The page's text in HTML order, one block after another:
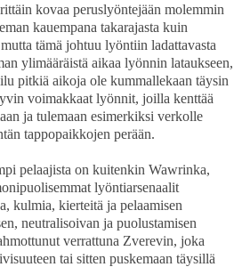
kovaa peruslyöntejään molemmin
kauempana takarajasta kuin
tämä johtuu lyöntiin ladattavasta
ylimääräistä aikaa lyönnin lataukseen,
pitkiä aikoja ole kummallekaan täysin
voimakkaat lyönnit, joilla kenttää
ja tulemaan esimerkiksi verkolle
tappopaikkojen perään.
pelaajista on kuitenkin Wawrinka,
lyöntiarsenaalit
kulmia, kierteitä ja pelaamisen
neutralisoivan ja puolustamisen
verrattuna Zverevin, joka
tai sitten puskemaan täysillä